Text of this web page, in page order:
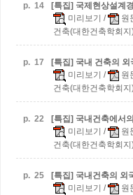
p. 14
[특집] 국제현상설계
미리보기 / 원
건축(대한건축학회
p. 17
[특집] 국내 건축의
미리보기 / 원
건축(대한건축학회
p. 22 [특집] 국내건축에서
미리보기 / 원
건축(대한건축학회
p. 25 [특집] 국내건축의 외
미리보기 / 원